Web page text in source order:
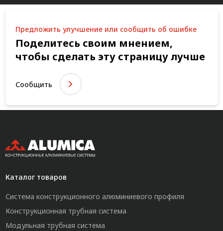
Предложить улучшение или сообщить об ошибке
Поделитесь своим мнением,
чтобы сделать эту страницу лучше
Сообщить
Каталог товаров
Система конструкционного алюминиевого профиля
Конструкционная трубная система
Модульная трубная система